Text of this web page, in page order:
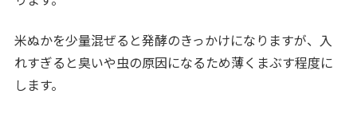
米ぬかを少量混ぜると発酵のきっかけになりますが、入
れすぎると臭いや虫の原因になるため薄くまぶす程度に
します。